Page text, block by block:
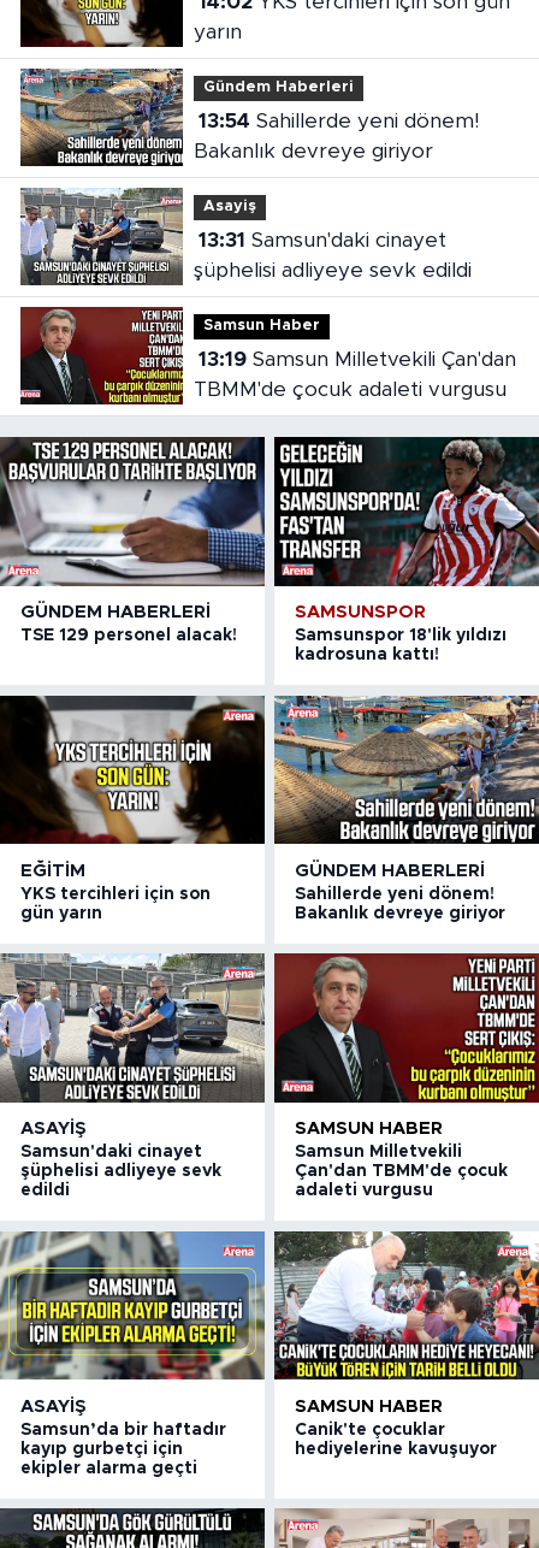
yarın
Gündem Haberleri
13:54
Bakanlık devreye giriyor
Asayiş
13:31
şüphelisi adliyeye sevk edildi
Samsun Haber
13:19Samsun Milletvekili Çan'dan
TBMM'de çocuk adaleti vurgusu
GÜNDEM HABERLERI
TSE 129 personel alacak!
SAMSUNSPOR
Samsunspor 18'lik yıldızı
kadrosuna kattı!
EĞITIM
YKS tercihleri için son
gün yarın
GÜNDEM HABERLERI
Sahillerde yeni dönem!
Bakanlık devreye giriyor
ASAYIŞ
Samsun'daki cinayet
şüphelisi adliyeye sevk
edildi
SAMSUN HABER
Samsun Milletvekili
Çan'dan TBMM'de çocuk
adaleti vurgusu
ASAYIŞ
Samsun’da bir haftadır
kayıp gurbetçi için
ekipler alarma geçti
SAMSUN HABER
Canik'te çocuklar
hediyelerine kavuşuyor